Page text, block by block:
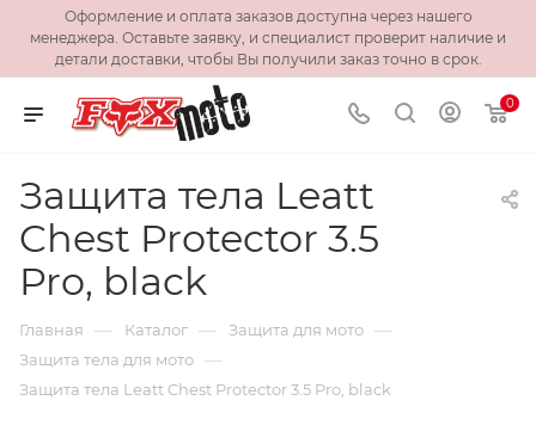
Оформление и оплата заказов доступна через нашего
менеджера. Оставьте заявку, и специалист проверит наличие и
детали доставки, чтобы Вы получили заказ точно в срок.
0
Защита тела Leatt
Chest Protector 3.5
Pro, black
Главная — Каталог — Защита для мото —
Защита тела для мото —
Защита тела Leatt Chest Protector 3.5 Pro, black